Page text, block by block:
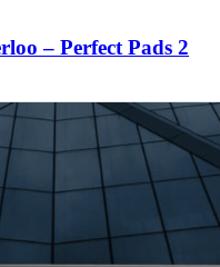
– Perfect Pads 2